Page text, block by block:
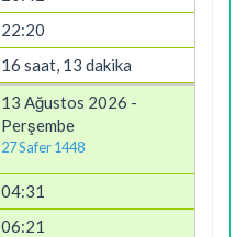
22:20
16 saat, 13 dakika
13 Ağustos 2026 -
Perşembe
27 Safer 1448
04:31
06:21